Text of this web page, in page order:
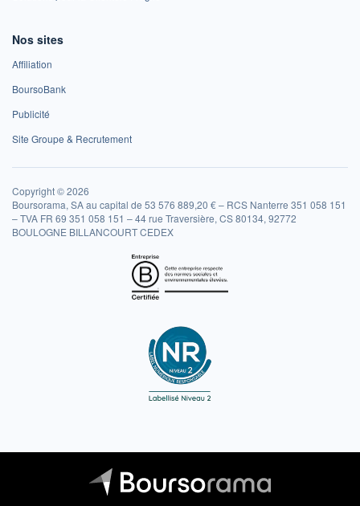
Nos sites
Affiliation
BoursoBank
Publicité
Site Groupe & Recrutement
Copyright © 2026
Boursorama, SA au capital de 53 576 889,20 € – RCS Nanterre 351 058 151
– TVA FR 69 351 058 151 – 44 rue Traversière, CS 80134, 92772
BOULOGNE BILLANCOURT CEDEX